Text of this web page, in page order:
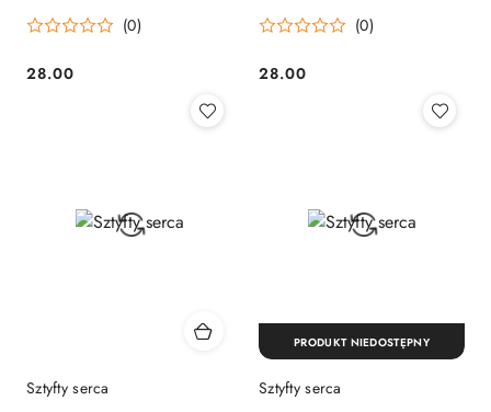
(0)
Cena:
28.00
(0)
Cena:
28.00
Sztyfty serca Sztyfty serca
PRODUKT NIEDOSTĘPNY